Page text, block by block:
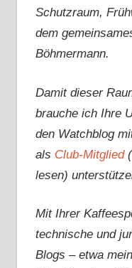
Schutzraum,
dem
Böhmermann.
Damit dieser
brauche ich Ihre
den Watchblog
als Club-Mitglied
lesen)
Mit Ihrer
technische und
Blogs – etwa